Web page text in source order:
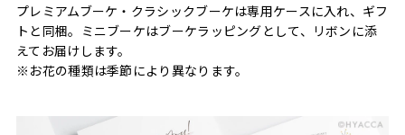
プレミアムブーケ・クラシックブーケは専用ケースに入れ、ギフ
トと同梱。ミニブーケはブーケラッピングとして、リボンに添
えてお届けします。
※お花の種類は季節により異なります。